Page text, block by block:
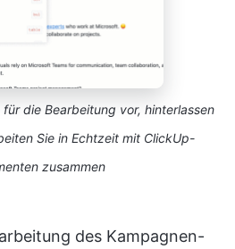
die Bearbeitung vor, hinterlassen
Sie in Echtzeit mit ClickUp-
zusammen
des Kampagnen-